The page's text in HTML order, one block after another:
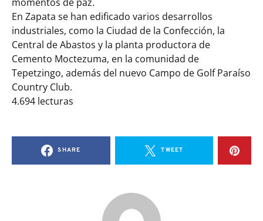
En Zapata se han edificado varios desarrollos
industriales, como la Ciudad de la Confección, la
Central de Abastos y la planta productora de
Cemento Moctezuma, en la comunidad de
Tepetzingo, además del nuevo Campo de Golf Paraíso
Country Club.
4.694 lecturas
SHARE TWEET